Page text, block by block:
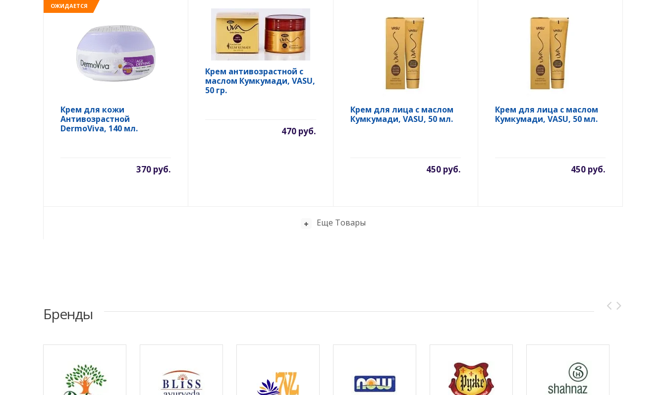
ОЖИДАЕТСЯ
Крем для кожи
Антивозрастной
DermoViva, 140 мл.
370 руб.
Крем антивозрастной с
маслом Кумкумади, VASU,
50 гр.
470 руб.
Крем для лица с маслом
Кумкумади, VASU, 50 мл.
450 руб.
Крем для лица с маслом
Кумкумади, VASU, 50 мл.
450 руб.
Еще Товары
Бренды